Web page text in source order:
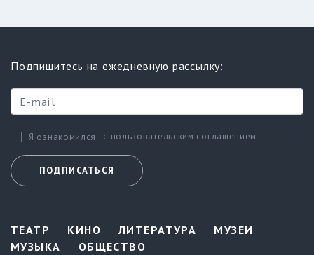
Подпишитесь на ежедневную рассылку:
Я ознакомился с пользовательским соглашением
ПОДПИСАТЬСЯ
ТЕАТР КИНО ЛИТЕРАТУРА
МУЗЕИ
МУЗЫКА
ОБЩЕСТВО